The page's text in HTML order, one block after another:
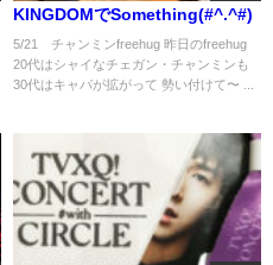
KINGDOMでSomething(#^.^#)
5/21 チャンミンfreehug 昨日のfreehug
20代はシャイなチェガン・チャンミンも
30代はキャパが拡がって 勢い付けて〜 ...